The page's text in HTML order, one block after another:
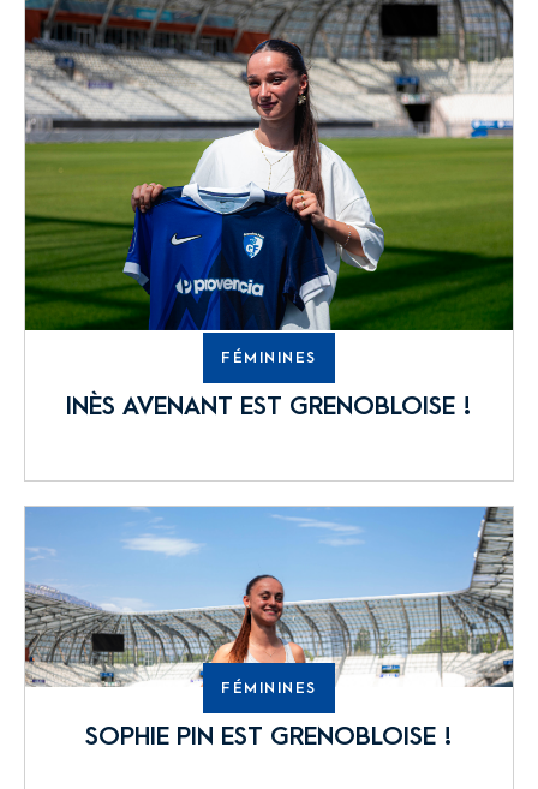
FÉMININES
INÈS AVENANT EST GRENOBLOISE !
FÉMININES
SOPHIE PIN EST GRENOBLOISE !